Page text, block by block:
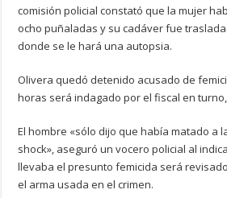
comisión policial constató que la mujer
ocho puñaladas y su cadáver fue
donde se le hará una autopsia.
Olivera quedó detenido acusado de
horas será indagado por el fiscal en
El hombre «sólo dijo que había matado a
shock», aseguró un vocero policial al
llevaba el presunto femicida será
el arma usada en el crimen.